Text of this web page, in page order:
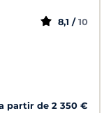
8,1 / 10
partir de 2 350 €